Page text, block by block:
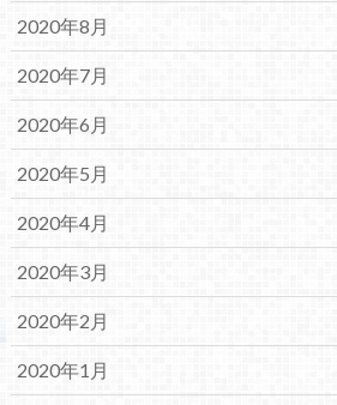
2020年8月
2020年7月
2020年6月
2020年5月
2020年4月
2020年3月
2020年2月
2020年1月